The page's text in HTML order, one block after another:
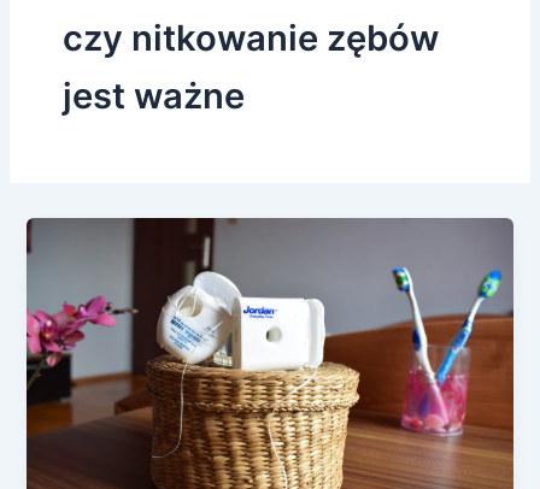
czy nitkowanie zębów
jest ważne